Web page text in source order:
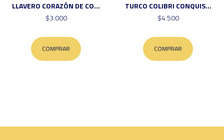
LLAVERO CORAZÓN DE CO...
$3.000
COMPRAR
TURCO COLIBRI CONQUIS...
$4.500
COMPRAR